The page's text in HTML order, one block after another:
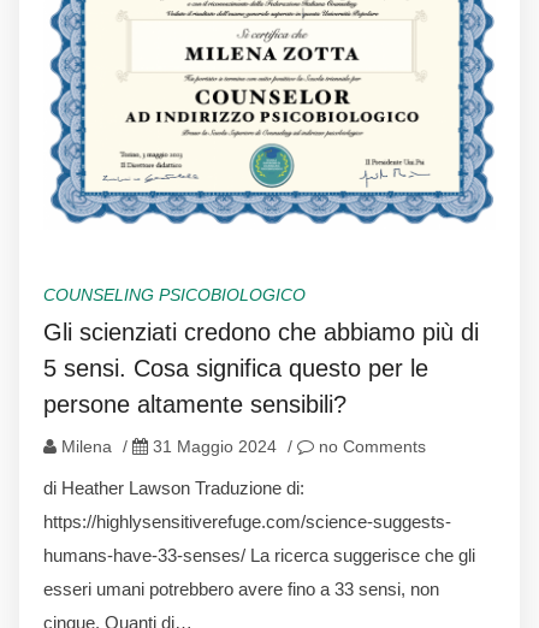
COUNSELING PSICOBIOLOGICO
Gli scienziati credono che abbiamo più di
5 sensi. Cosa significa questo per le
persone altamente sensibili?
Milena / 31 Maggio 2024 / no Comments
di Heather Lawson Traduzione di:
https://highlysensitiverefuge.com/science-suggests-
humans-have-33-senses/ La ricerca suggerisce che gli
esseri umani potrebbero avere fino a 33 sensi, non
cinque. Quanti di…